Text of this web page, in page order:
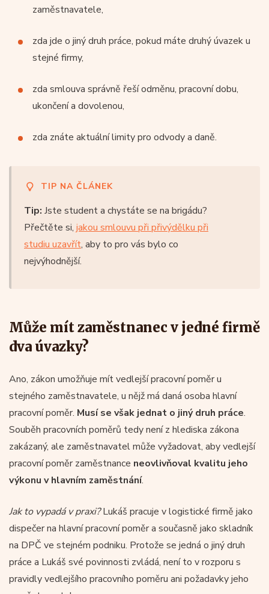
zaměstnavatele,
zda jde o jiný druh práce, pokud máte druhý úvazek u
stejné firmy,
zda smlouva správně řeší odměnu, pracovní dobu,
ukončení a dovolenou,
zda znáte aktuální limity pro odvody a daně.
TIP NA ČLÁNEK
Tip: Jste student a chystáte se na brigádu?
Přečtěte si, jakou smlouvu při přivýdělku při
studiu uzavřít, aby to pro vás bylo co
nejvýhodnější.
Může mít zaměstnanec v jedné firmě
dva úvazky?
Ano, zákon umožňuje mít vedlejší pracovní poměr u
stejného zaměstnavatele, u nějž má daná osoba hlavní
pracovní poměr. Musí se však jednat o jiný druh práce.
Souběh pracovních poměrů tedy není z hlediska zákona
zakázaný, ale zaměstnavatel může vyžadovat, aby vedlejší
pracovní poměr zaměstnance neovlivňoval kvalitu jeho
výkonu v hlavním zaměstnání.
Jak to vypadá v praxi?Lukáš pracuje v logistické firmě jako
dispečer na hlavní pracovní poměr a současně jako skladník
na DPČ ve stejném podniku. Protože se jedná o jiný druh
práce a Lukáš své povinnosti zvládá, není to v rozporu s
pravidly vedlejšího pracovního poměru ani požadavky jeho